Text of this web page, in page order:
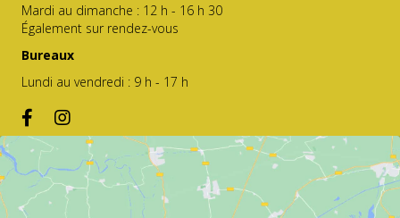
Mardi au dimanche : 12 h - 16 h 30
Également sur rendez-vous
Bureaux
Lundi au vendredi : 9 h - 17 h